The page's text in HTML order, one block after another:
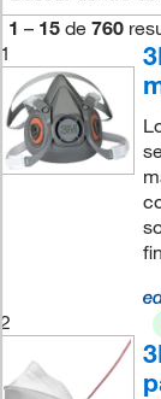
1 – 15 de 760
1
2